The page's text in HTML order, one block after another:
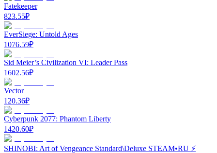
Fatekeeper
823.55₽
EverSiege: Untold Ages
1076.59₽
Sid Meier’s Civilization VI: Leader Pass
1602.56₽
Vector
120.36₽
Cyberpunk 2077: Phantom Liberty
1420.60₽
SHINOBI: Art of Vengeance Standard\Deluxe STEAM•RU ⚡️